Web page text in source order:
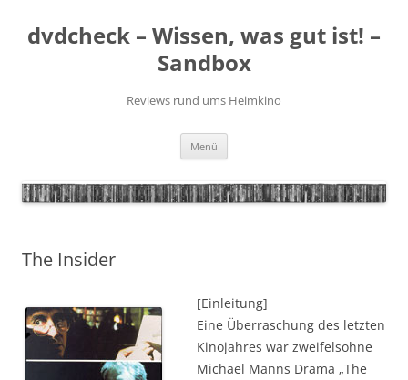
springen
dvdcheck – Wissen, was gut ist! –
Sandbox
Reviews rund ums Heimkino
Menü
The Insider
[Einleitung]
Eine Überraschung des letzten
Kinojahres war zweifelsohne
Michael Manns Drama „The